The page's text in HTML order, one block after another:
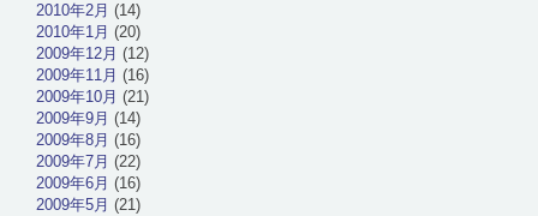
2010年2月 (14)
2010年1月 (20)
2009年12月 (12)
2009年11月 (16)
2009年10月 (21)
2009年9月 (14)
2009年8月 (16)
2009年7月 (22)
2009年6月 (16)
2009年5月 (21)